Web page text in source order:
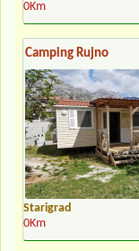
0Km
Camping Rujno
Starigrad
0Km